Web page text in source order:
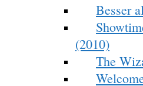
Besser
(2010)
The